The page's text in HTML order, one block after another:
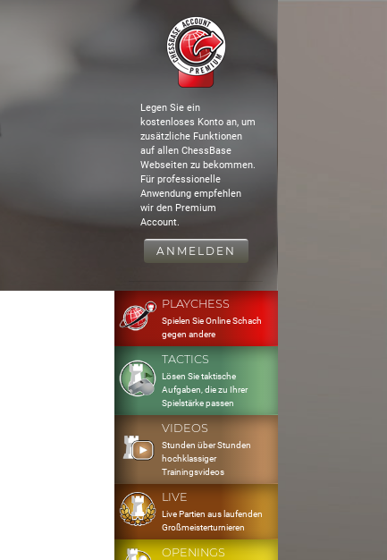
Legen Sie ein
kostenloses Konto an, um
zusätzliche Funktionen
auf allen ChessBase
Webseiten zu bekommen.
Für professionelle
Anwendung empfehlen
wir den Premium
Account.
ANMELDEN
PLAYCHESS
Spielen Sie Online Schach
gegen andere
TACTICS
Lösen Sie taktische
Aufgaben, die zu Ihrer
Spielstärke passen
VIDEOS
Stunden über Stunden
hochklassiger
Trainingsvideos
LIVE
Live Partien aus laufenden
Großmeisterturnieren
OPENINGS